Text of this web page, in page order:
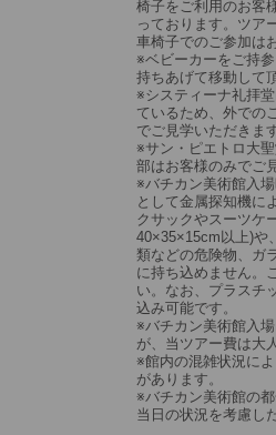
椅子をご利用のお客
っております。ツア
車椅子でのご参加は
※ベビーカーをご持
持ちあげて移動して
※システィーナ礼拝
ているため、外での
でご見学いただきます
※サン・ピエトロ大
部はお客様のみでご
※バチカン美術館入
として金属探知機に
クサックやスーツケ
40×35×15cm以上)や
類などの危険物、ガ
に持ち込めません。
い。なお、プラスチ
込み可能です。
※バチカン美術館入
が、当ツアー費は大
※館内の混雑状況に
があります。
※バチカン美術館の
当日の状況を考慮し